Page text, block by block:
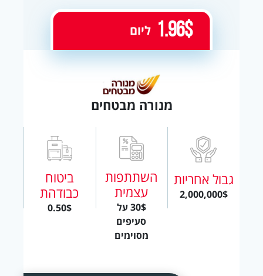
מנורה מבטחים
גבול אחריות
2,000,000$
השתתפות
עצמית
30$ על
סעיפים
מסוימים
ביטוח
כבודהת
0.50$
1.96$ ליום